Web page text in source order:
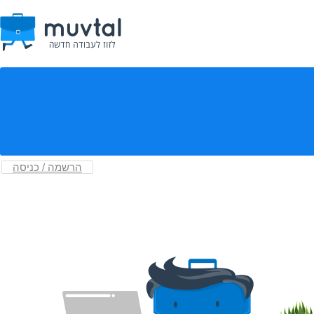
הרשמה / כניסה